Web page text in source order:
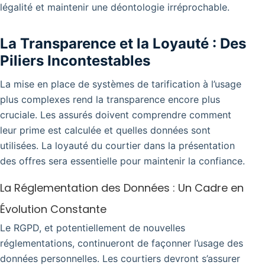
légalité et maintenir une déontologie irréprochable.
La Transparence et la Loyauté : Des
Piliers Incontestables
La mise en place de systèmes de tarification à l’usage
plus complexes rend la transparence encore plus
cruciale. Les assurés doivent comprendre comment
leur prime est calculée et quelles données sont
utilisées. La loyauté du courtier dans la présentation
des offres sera essentielle pour maintenir la confiance.
La Réglementation des Données : Un Cadre en
Évolution Constante
Le RGPD, et potentiellement de nouvelles
réglementations, continueront de façonner l’usage des
données personnelles. Les courtiers devront s’assurer